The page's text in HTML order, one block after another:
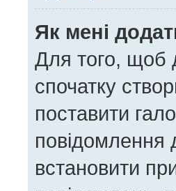
Як мені
Для того, щоб
спочатку
поставити
повідомлення
встановити